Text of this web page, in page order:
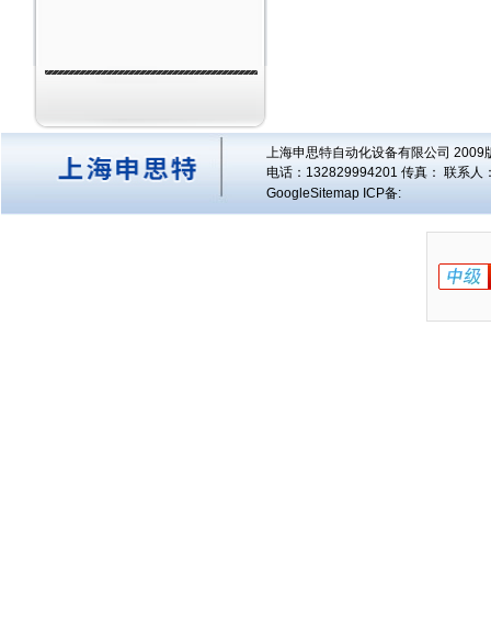
上海申思特自动化设备有限公司
电话：132829994201 传真： 联系人
GoogleSitemap ICP备: